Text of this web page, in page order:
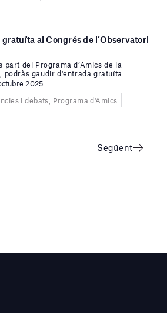
gratuïta al Congrés de l’Observatori
part del Programa d’Amics de la
podràs gaudir d'entrada gratuïta
2025
i debats, Programa d'Amics
Següent